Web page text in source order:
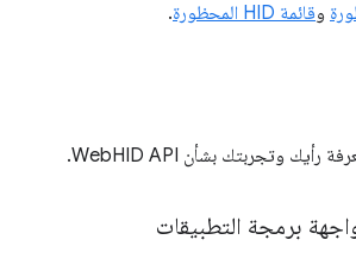
وقائمة HID المحظورة .
برمجة التطبيقات